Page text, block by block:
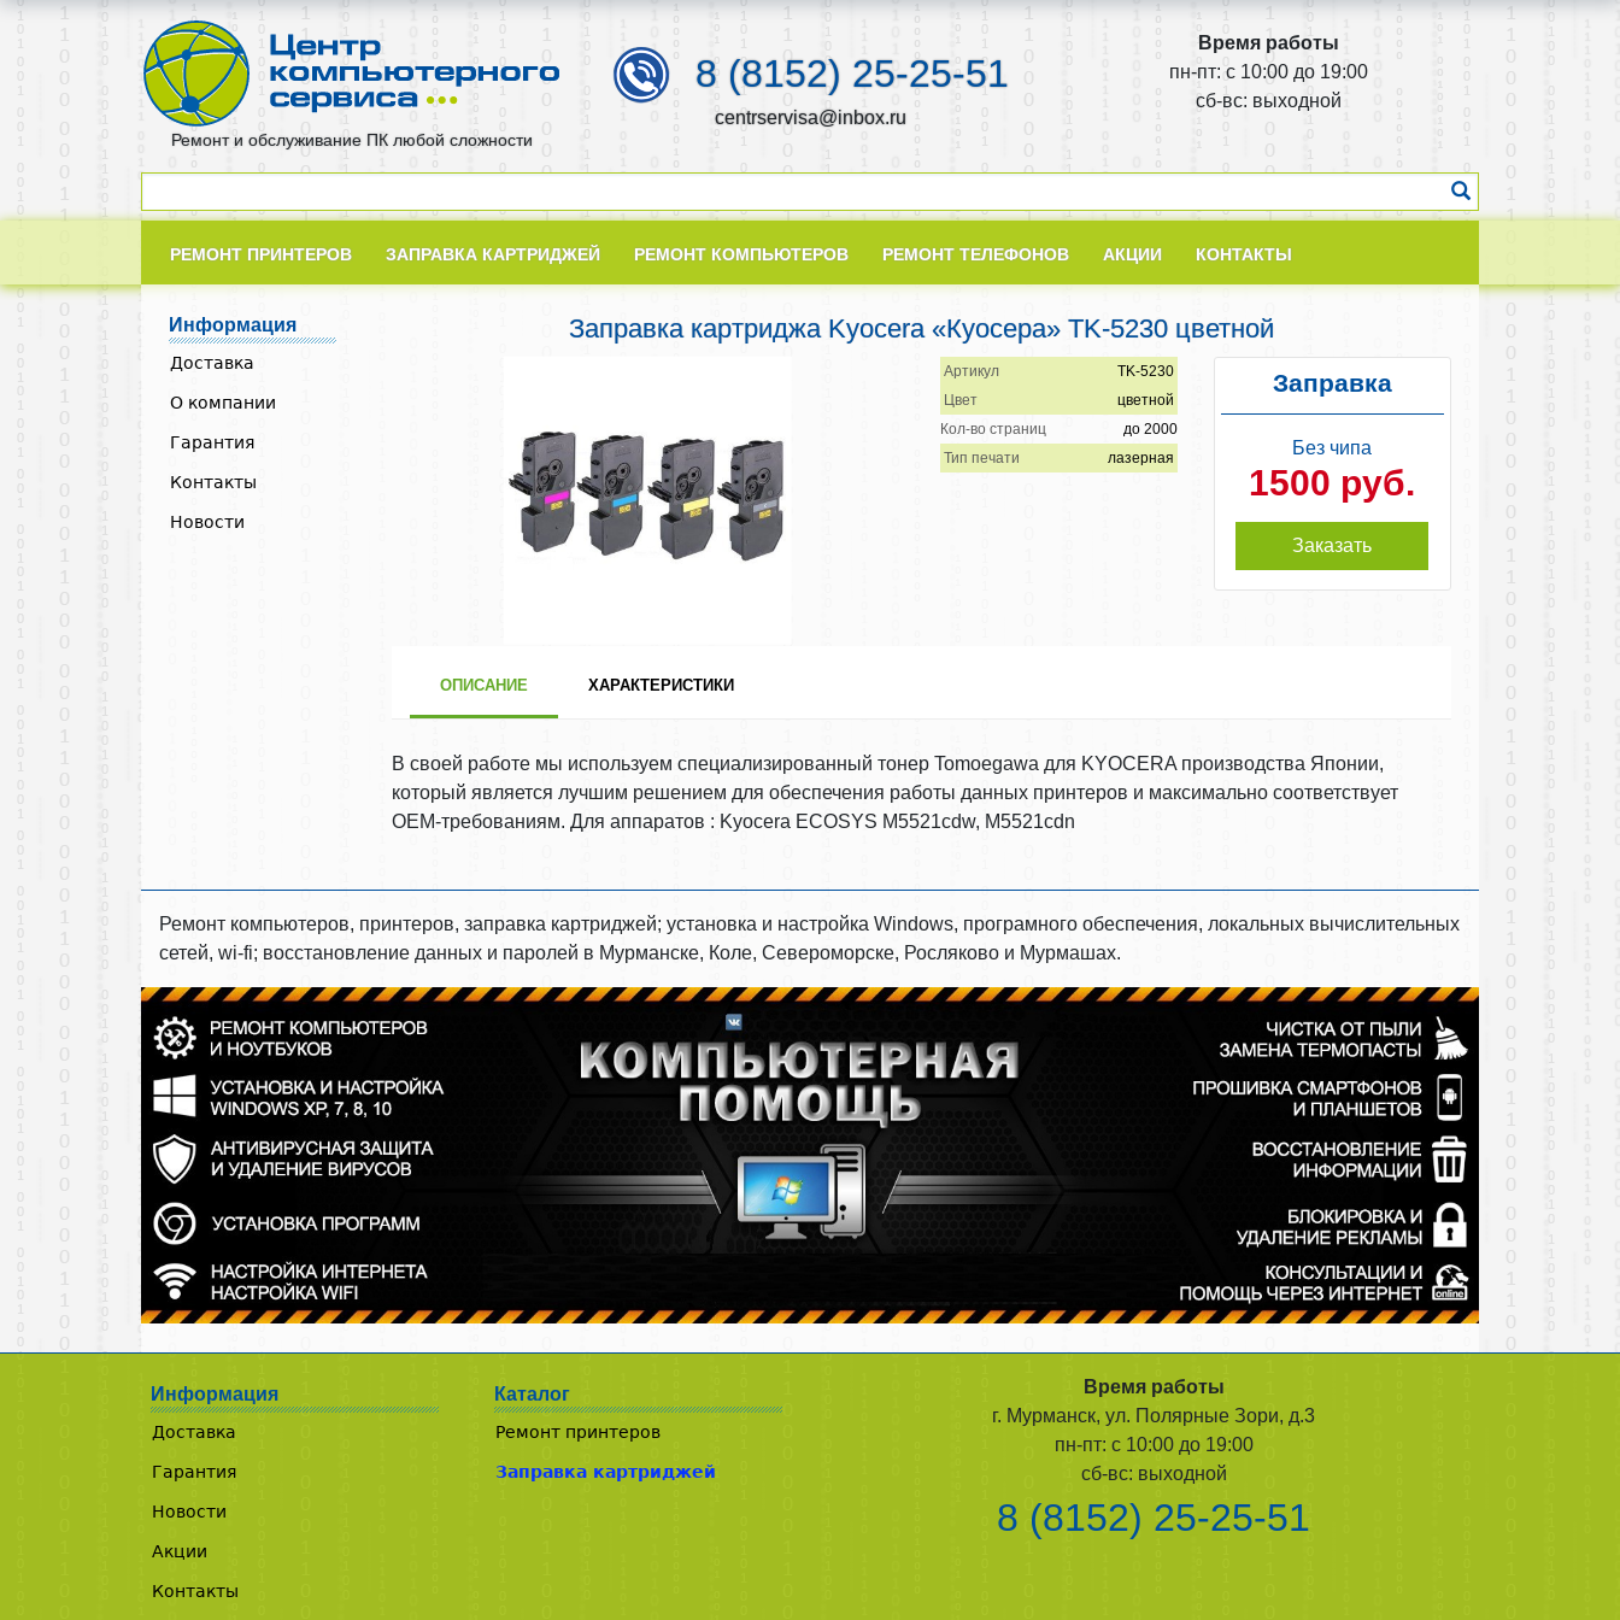
Ремонт и обслуживание ПК любой сложности
8 (8152) 25-25-51
centrservisa@inbox.ru
Время работы
пн-пт: с 10:00 до 19:00
cб-вс: выходной
РЕМОНТ ПРИНТЕРОВ ЗАПРАВКА КАРТРИДЖЕЙ РЕМОНТ КОМПЬЮТЕРОВ РЕМОНТ ТЕЛЕФОНОВ АКЦИИ КОНТАКТЫ
Информация
Доставка
О компании
Гарантия
Контакты
Новости
Заправка картриджа Kyocera «Куосера» TK-5230 цветной
Артикул
TK-5230
Цвет
цветной
Кол-во страниц
до 2000
Тип печати
лазерная
Заправка
Без чипа
1500 руб.
Заказать
ОПИСАНИЕ ХАРАКТЕРИСТИКИ
В своей работе мы используем специализированный тонер Tomoegawa для KYOCERA производства Японии,
который является лучшим решением для обеспечения работы данных принтеров и максимально соответствует
OEM-требованиям. Для аппаратов : Kyocera ECOSYS M5521cdw, M5521cdn
Ремонт компьютеров, принтеров, заправка картриджей; установка и настройка Windows, програмного обеспечения, локальных вычислительных
сетей, wi-fi; восстановление данных и паролей в Мурманске, Коле, Североморске, Росляково и Мурмашах.
Информация
Доставка
Гарантия
Новости
Акции
Контакты
Каталог
Ремонт принтеров
Заправка картриджей
Время работы
г. Мурманск, ул. Полярные Зори, д.3
пн-пт: с 10:00 до 19:00
сб-вс: выходной
8 (8152) 25-25-51